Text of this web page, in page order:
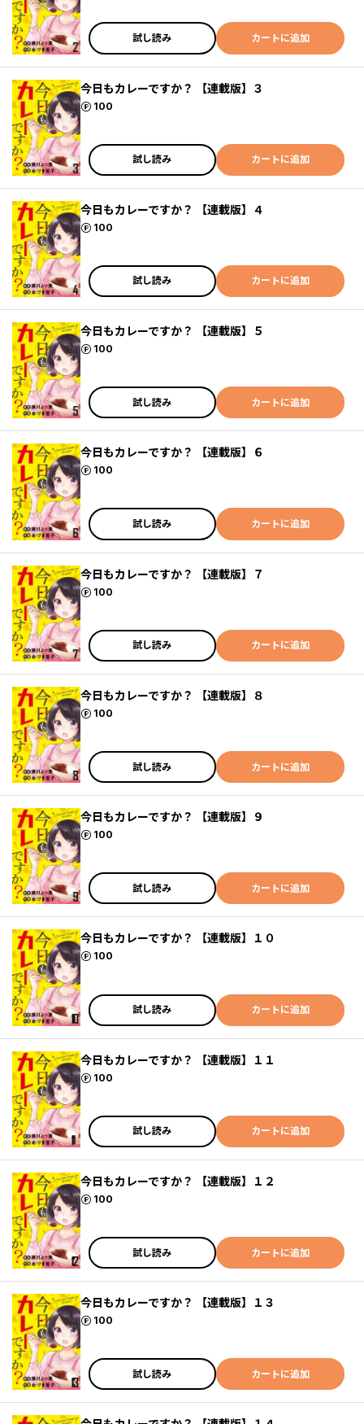
試し読み カートに追加
今日もカレーですか？ 【連載版】３
100
ポイント
試し読み カートに追加
今日もカレーですか？ 【連載版】４
100
ポイント
試し読み カートに追加
今日もカレーですか？ 【連載版】５
100
ポイント
試し読み カートに追加
今日もカレーですか？ 【連載版】６
100
ポイント
試し読み カートに追加
今日もカレーですか？ 【連載版】７
100
ポイント
試し読み カートに追加
今日もカレーですか？ 【連載版】８
100
ポイント
試し読み カートに追加
今日もカレーですか？ 【連載版】９
100
ポイント
試し読み カートに追加
今日もカレーですか？ 【連載版】１０
100
ポイント
試し読み カートに追加
今日もカレーですか？ 【連載版】１１
100
ポイント
試し読み カートに追加
今日もカレーですか？ 【連載版】１２
100
ポイント
試し読み カートに追加
今日もカレーですか？ 【連載版】１３
100
ポイント
試し読み カートに追加